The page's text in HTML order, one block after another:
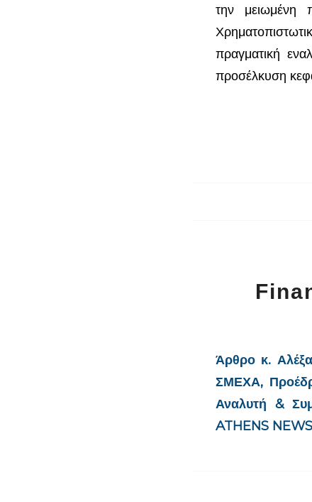
την μειωμένη
πραγματική
προσέλκυση
Άρθρο κ.
ΣΜΕΧΑ,
Αναλυτή &
ATHENS